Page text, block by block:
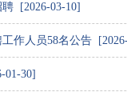
[2026-03-10]
作人员58名公告
01-30]